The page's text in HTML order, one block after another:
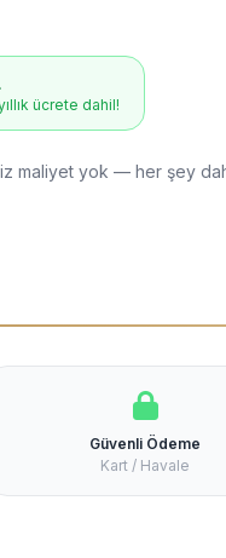
ücrete dahil!
maliyet yok — her şey
Güvenli Ödeme
Kart / Havale